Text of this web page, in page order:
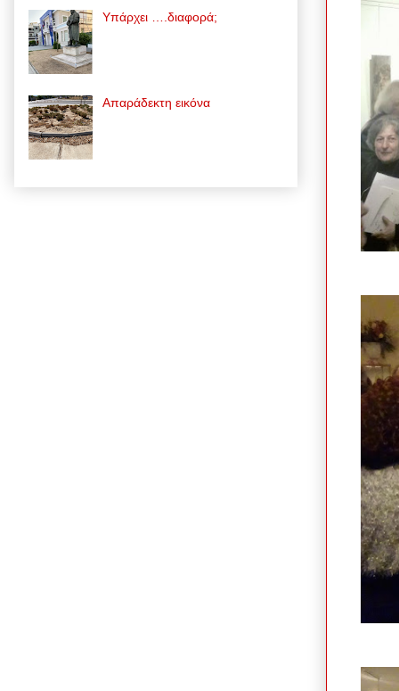
Υπάρχει ….διαφορά;
Απαράδεκτη εικόνα